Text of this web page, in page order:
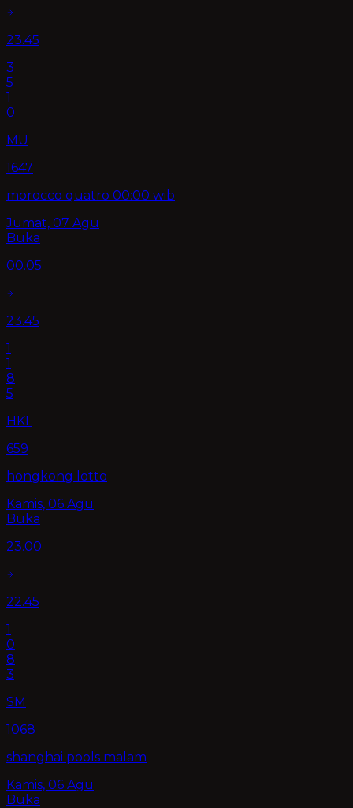
23.45
3
5
1
0
MU
1647
morocco quatro 00:00 wib
Jumat, 07 Agu
Buka
00.05
23.45
1
1
8
5
HKL
659
hongkong lotto
Kamis, 06 Agu
Buka
23.00
22.45
1
0
8
3
SM
1068
shanghai pools malam
Kamis, 06 Agu
Buka